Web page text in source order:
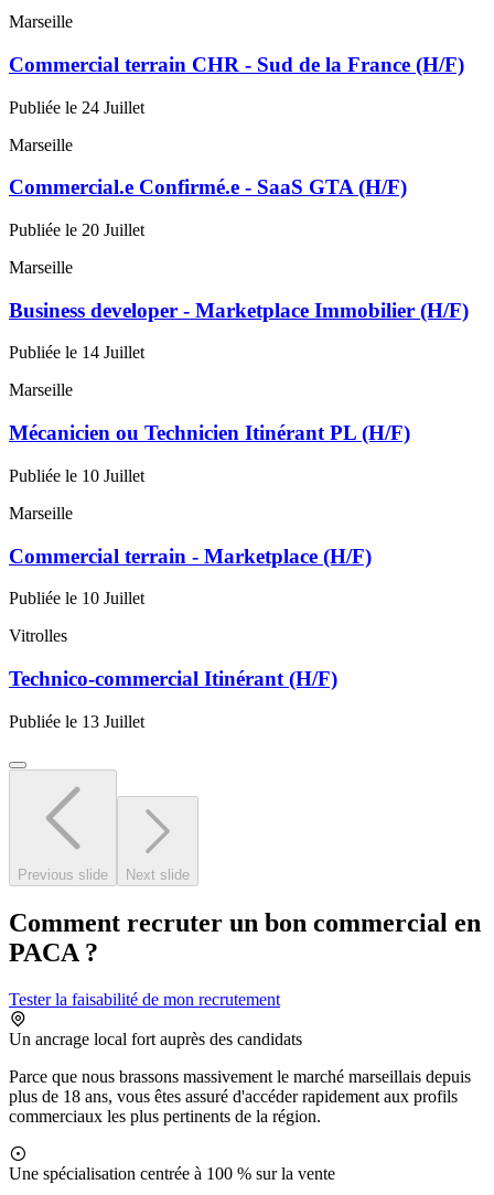
Marseille
Commercial terrain CHR - Sud de la France (H/F)
Publiée le 24 Juillet
Marseille
Commercial.e Confirmé.e - SaaS GTA (H/F)
Publiée le 20 Juillet
Marseille
Business developer - Marketplace Immobilier (H/F)
Publiée le 14 Juillet
Marseille
Mécanicien ou Technicien Itinérant PL (H/F)
Publiée le 10 Juillet
Marseille
Commercial terrain - Marketplace (H/F)
Publiée le 10 Juillet
Vitrolles
Technico-commercial Itinérant (H/F)
Publiée le 13 Juillet
Previous slide Next slide
Comment recruter un bon commercial en
PACA ?
Tester la faisabilité de mon recrutement
Un ancrage local fort auprès des candidats
Parce que nous brassons massivement le marché marseillais depuis
plus de 18 ans, vous êtes assuré d'accéder rapidement aux profils
commerciaux les plus pertinents de la région.
Une spécialisation centrée à 100 % sur la vente